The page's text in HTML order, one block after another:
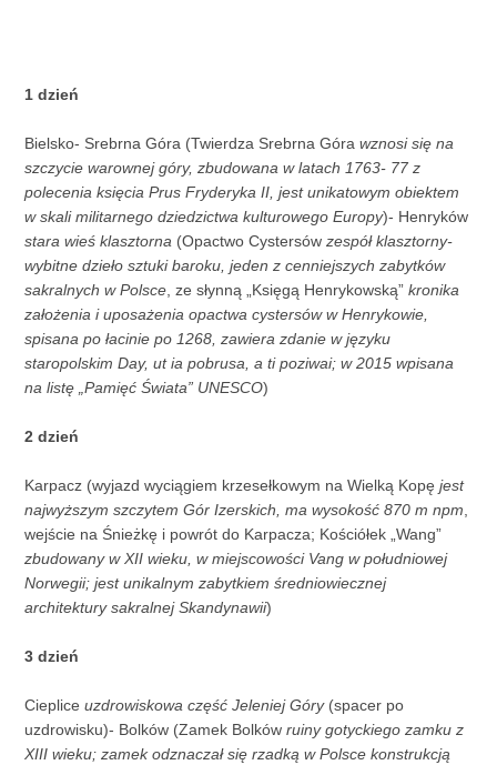
1 dzień
Bielsko- Srebrna Góra (Twierdza Srebrna Górawznosi się na
szczycie warownej góry, zbudowana w latach 1763- 77 z
polecenia księcia Prus Fryderyka II, jest unikatowym obiektem
w skali militarnego dziedzictwa kulturowego Europy)- Henryków
stara wieś klasztorna (Opactwo Cystersówzespół klasztorny-
wybitne dzieło sztuki baroku, jeden z cenniejszych zabytków
sakralnych w Polsce, ze słynną „Księgą Henrykowską”kronika
założenia i uposażenia opactwa cystersów w Henrykowie,
spisana po łacinie po 1268, zawiera zdanie w języku
staropolskim Day, ut ia pobrusa, a ti poziwai; w 2015 wpisana
na listę „Pamięć Świata” UNESCO)
2 dzień
Karpacz (wyjazd wyciągiem krzesełkowym na Wielką Kopęjest
najwyższym szczytem Gór Izerskich, ma wysokość 870 m npm,
wejście na Śnieżkę i powrót do Karpacza; Kościółek „Wang”
zbudowany w XII wieku, w miejscowości Vang w południowej
Norwegii; jest unikalnym zabytkiem średniowiecznej
architektury sakralnej Skandynawii)
3 dzień
Ciepliceuzdrowiskowa część Jeleniej Góry(spacer po
uzdrowisku)- Bolków (Zamek Bolkówruiny gotyckiego zamku z
XIII wieku; zamek odznaczał się rzadką w Polsce konstrukcją